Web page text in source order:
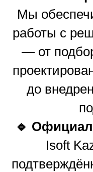
Мы
работы с
— от
до
🔹
Isoft